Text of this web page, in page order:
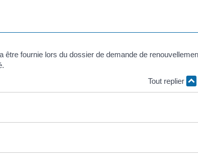
fournie lors du dossier de demande de
Tout replier